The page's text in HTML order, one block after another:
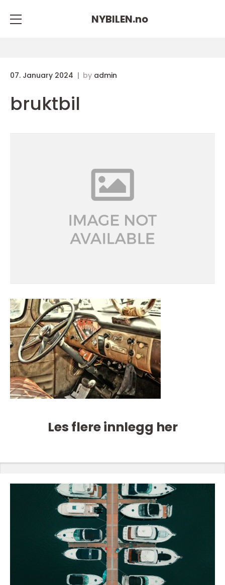
NYBILEN.no
07. January 2024 by admin
bruktbil
Les flere innlegg her